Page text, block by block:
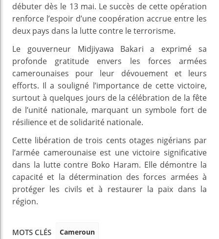
débuter dès le 13 mai. Le succès de cette opération
renforce l’espoir d’une coopération accrue entre les
deux pays dans la lutte contre le terrorisme.
Le gouverneur Midjiyawa Bakari a exprimé sa
profonde gratitude envers les forces armées
camerounaises pour leur dévouement et leurs
efforts. Il a souligné l’importance de cette victoire,
surtout à quelques jours de la célébration de la fête
de l’unité nationale, marquant un symbole fort de
résilience et de solidarité nationale.
Cette libération de trois cents otages nigérians par
l’armée camerounaise est une victoire significative
dans la lutte contre Boko Haram. Elle démontre la
capacité et la détermination des forces armées à
protéger les civils et à restaurer la paix dans la
région.
MOTS CLÉS Cameroun